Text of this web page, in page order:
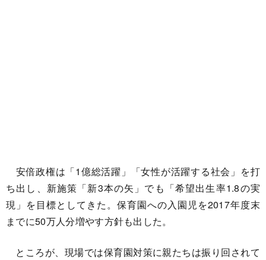
安倍政権は「1億総活躍」「女性が活躍する社会」を打
ち出し、新施策「新3本の矢」でも「希望出生率1.8の実
現」を目標としてきた。保育園への入園児を2017年度末
までに50万人分増やす方針も出した。
ところが、現場では保育園対策に親たちは振り回されて